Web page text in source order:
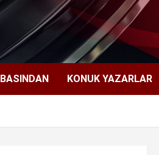
BASINDAN KONUK YAZARLAR